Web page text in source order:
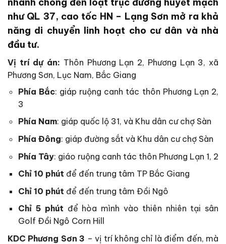
như QL 37, cao tốc HN – Lạng Sơn mở ra khả
năng di chuyển linh hoạt cho cư dân và nhà
đầu tư.
Vị trí dự án: Thôn Phương Lạn 2, Phương Lạn 3, xã
Phương Sơn, Lục Nam, Bắc Giang
Phía Bắc: giáp ruộng canh tác thôn Phương Lạn 2,
3
Phía Nam: giáp quốc lộ 31, và Khu dân cư chợ Sàn
Phía Đông: giáp đường sắt và Khu dân cư chợ Sàn
Phía Tây: giáo ruộng canh tác thôn Phương Lạn 1, 2
Chỉ 10 phút để đến trung tâm TP Bắc Giang
Chỉ 10 phút để đến trung tâm Đồi Ngô
Chỉ 5 phút để hòa mình vào thiên nhiên tại sân
Golf Đồi Ngô Corn Hill
KDC Phương Sơn 3 – vị trí không chỉ là điểm đến, mà